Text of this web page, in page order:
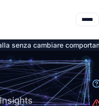
cambiare